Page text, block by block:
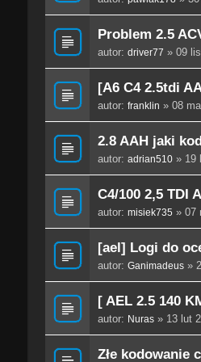
Problem 2.5
autor: driver77 » 09
[A6 C4 2.5tdi
autor: franklin » 08
2.8 AAH jaki
autor: adrian510» 19
C4/100 2,5 TDI
autor: misiek735 » 07
[ael] Logi do
autor: Ganimadeus»
[ AEL 2.5 140
autor: Nuras» 13 lut
Złe kodowanie